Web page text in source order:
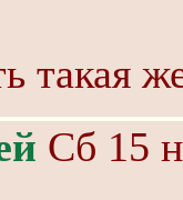
такая
Сб 15